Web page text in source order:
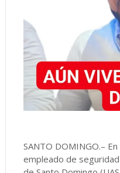
SANTO DOMINGO.–
empleado de